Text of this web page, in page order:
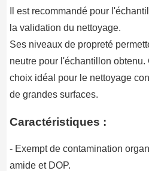
Il est recommandé pour
la validation du nettoyage.
Ses niveaux de propreté
neutre pour l'échantillon
choix idéal pour le nettoyage
de grandes surfaces.
Caractéristiques :
- Exempt de contamination
amide et DOP.